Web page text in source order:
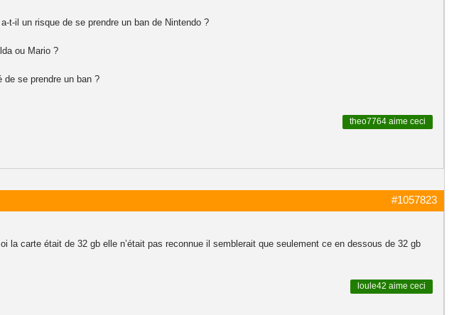
t-il un risque de se prendre un ban de Nintendo ?
ou Mario ?
se prendre un ban ?
theo7764 aime ceci
#1057823
carte était de 32 gb elle n’était pas reconnue il semblerait que seulement ce en dessous de 32 gb
loule42 aime ceci